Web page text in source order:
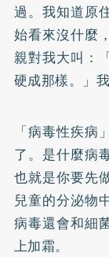
過。我知道原
始看來沒什麼
親對我大叫：
硬成那樣。」
「病毒性疾
了。是什麼病
也就是你要先
兒童的分泌物
病毒還會和細
上加霜。